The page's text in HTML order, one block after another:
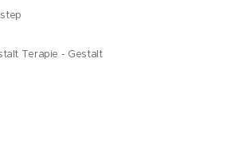
Terapie - Gestalt